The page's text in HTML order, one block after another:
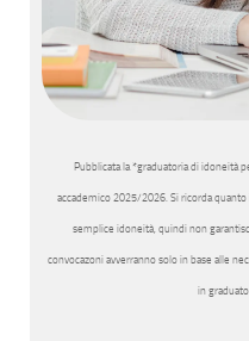
Pubblicata la *graduatoria di idoneità
accademico 2025/2026. Si ricorda
semplice idoneità, quindi non
convocazoni avverranno solo in base alle
in